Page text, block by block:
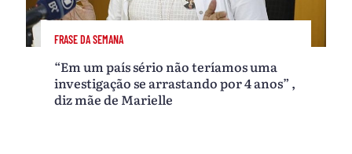
FRASE DA SEMANA
“Em um país sério não teríamos uma
investigação se arrastando por 4 anos” ,
diz mãe de Marielle